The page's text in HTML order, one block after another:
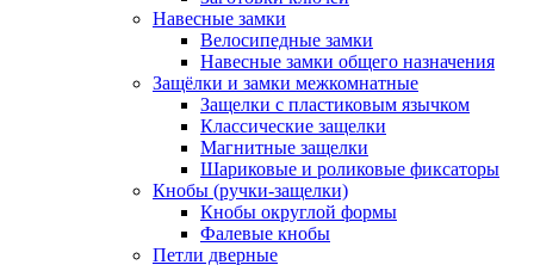
Навесные замки
Велосипедные замки
Навесные замки общего назначения
Защёлки и замки межкомнатные
Защелки с пластиковым язычком
Классические защелки
Магнитные защелки
Шариковые и роликовые фиксаторы
Кнобы (ручки-защелки)
Кнобы округлой формы
Фалевые кнобы
Петли дверные